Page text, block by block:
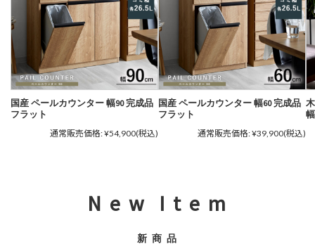
国産 ペールカウンター 幅90 完成品
フラット
通常販売価格:¥54,900(税込)
国産 ペールカウンター 幅60 完成品
フラット
通常販売価格:¥39,900(税込)
N e w I t e m
新 商 品